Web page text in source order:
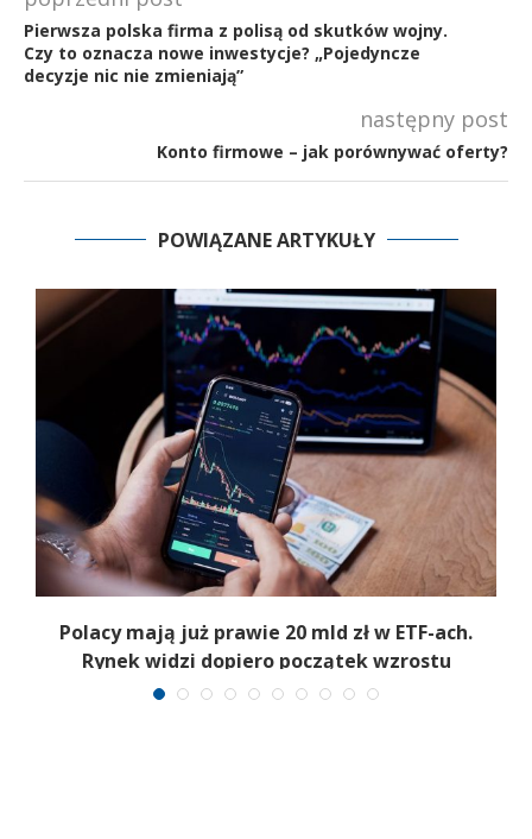
Pierwsza polska firma z polisą od skutków wojny.
Czy to oznacza nowe inwestycje? „Pojedyncze
decyzje nic nie zmieniają”
następny post
Konto firmowe – jak porównywać oferty?
POWIĄZANE ARTYKUŁY
Polacy mają już prawie 20 mld zł w ETF-ach.
Rynek widzi dopiero początek wzrostu